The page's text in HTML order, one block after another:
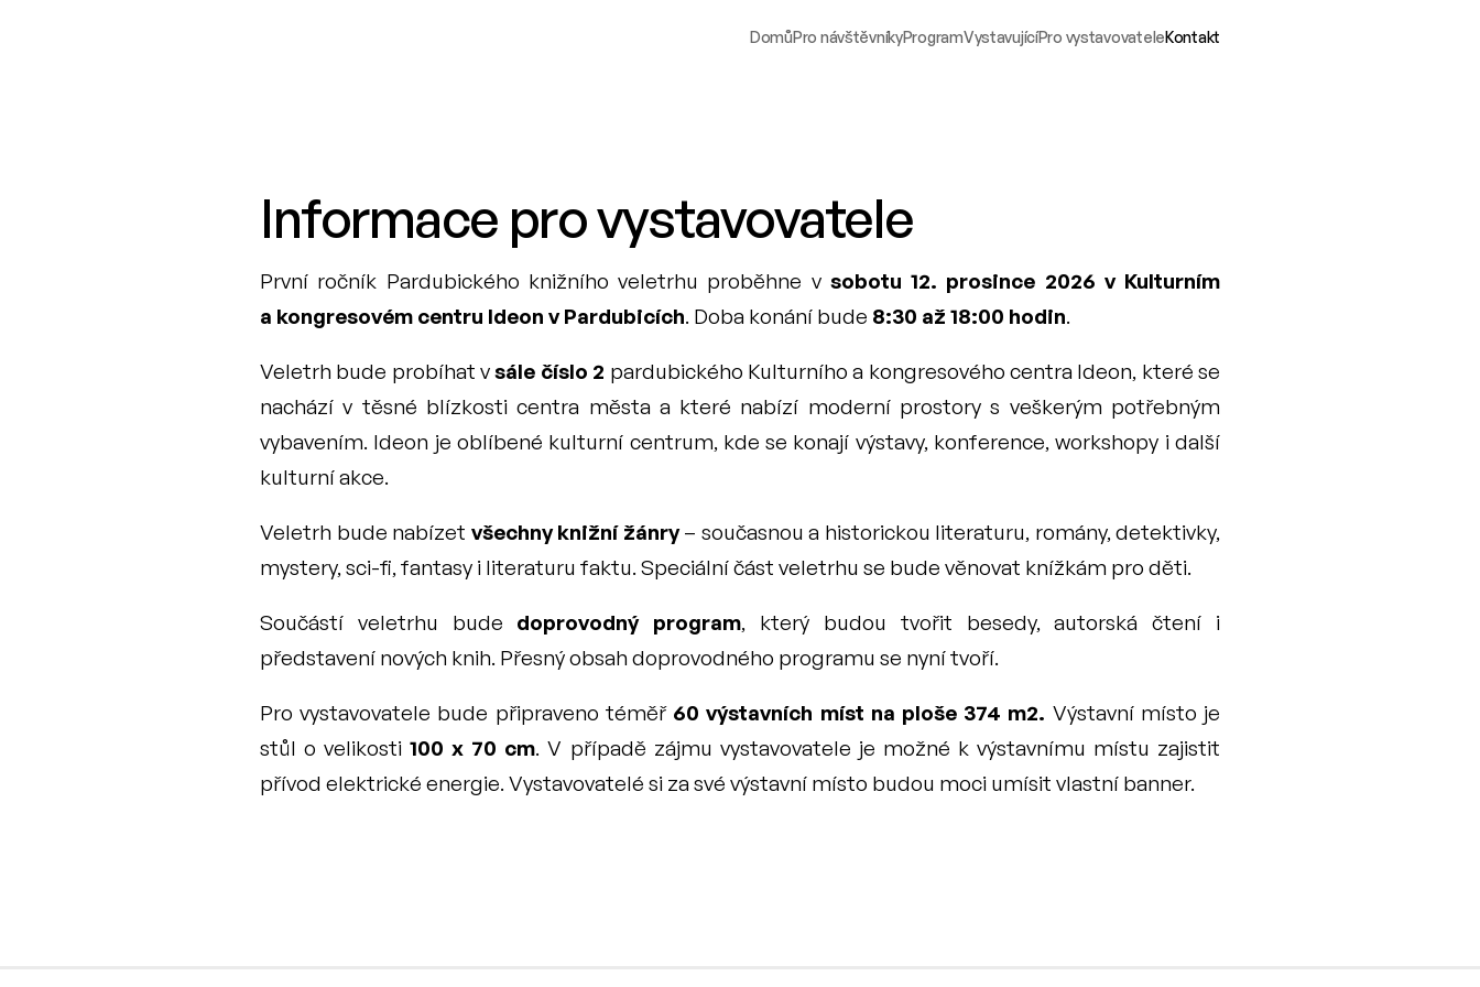
DomůPro návštěvníkyProgramVystavujícíPro vystavovateleKontakt
Informace pro vystavovatele
První ročník Pardubického knižního veletrhu proběhne v sobotu 12. prosince 2026 v Kulturním
a kongresovém centru Ideon v Pardubicích. Doba konání bude 8:30 až 18:00 hodin.
Veletrh bude probíhat v sále číslo 2 pardubického Kulturního a kongresového centra Ideon, které se
nachází v těsné blízkosti centra města a které nabízí moderní prostory s veškerým potřebným
vybavením. Ideon je oblíbené kulturní centrum, kde se konají výstavy, konference, workshopy i další
kulturní akce.
Veletrh bude nabízet všechny knižní žánry – současnou a historickou literaturu, romány, detektivky,
mystery, sci-fi, fantasy i literaturu faktu. Speciální část veletrhu se bude věnovat knížkám pro děti.
Součástí veletrhu bude doprovodný program, který budou tvořit besedy, autorská čtení i
představení nových knih. Přesný obsah doprovodného programu se nyní tvoří.
Pro vystavovatele bude připraveno téměř 60 výstavních míst na ploše 374 m2. Výstavní místo je
stůl o velikosti 100 x 70 cm. V případě zájmu vystavovatele je možné k výstavnímu místu zajistit
přívod elektrické energie. Vystavovatelé si za své výstavní místo budou moci umísit vlastní banner.